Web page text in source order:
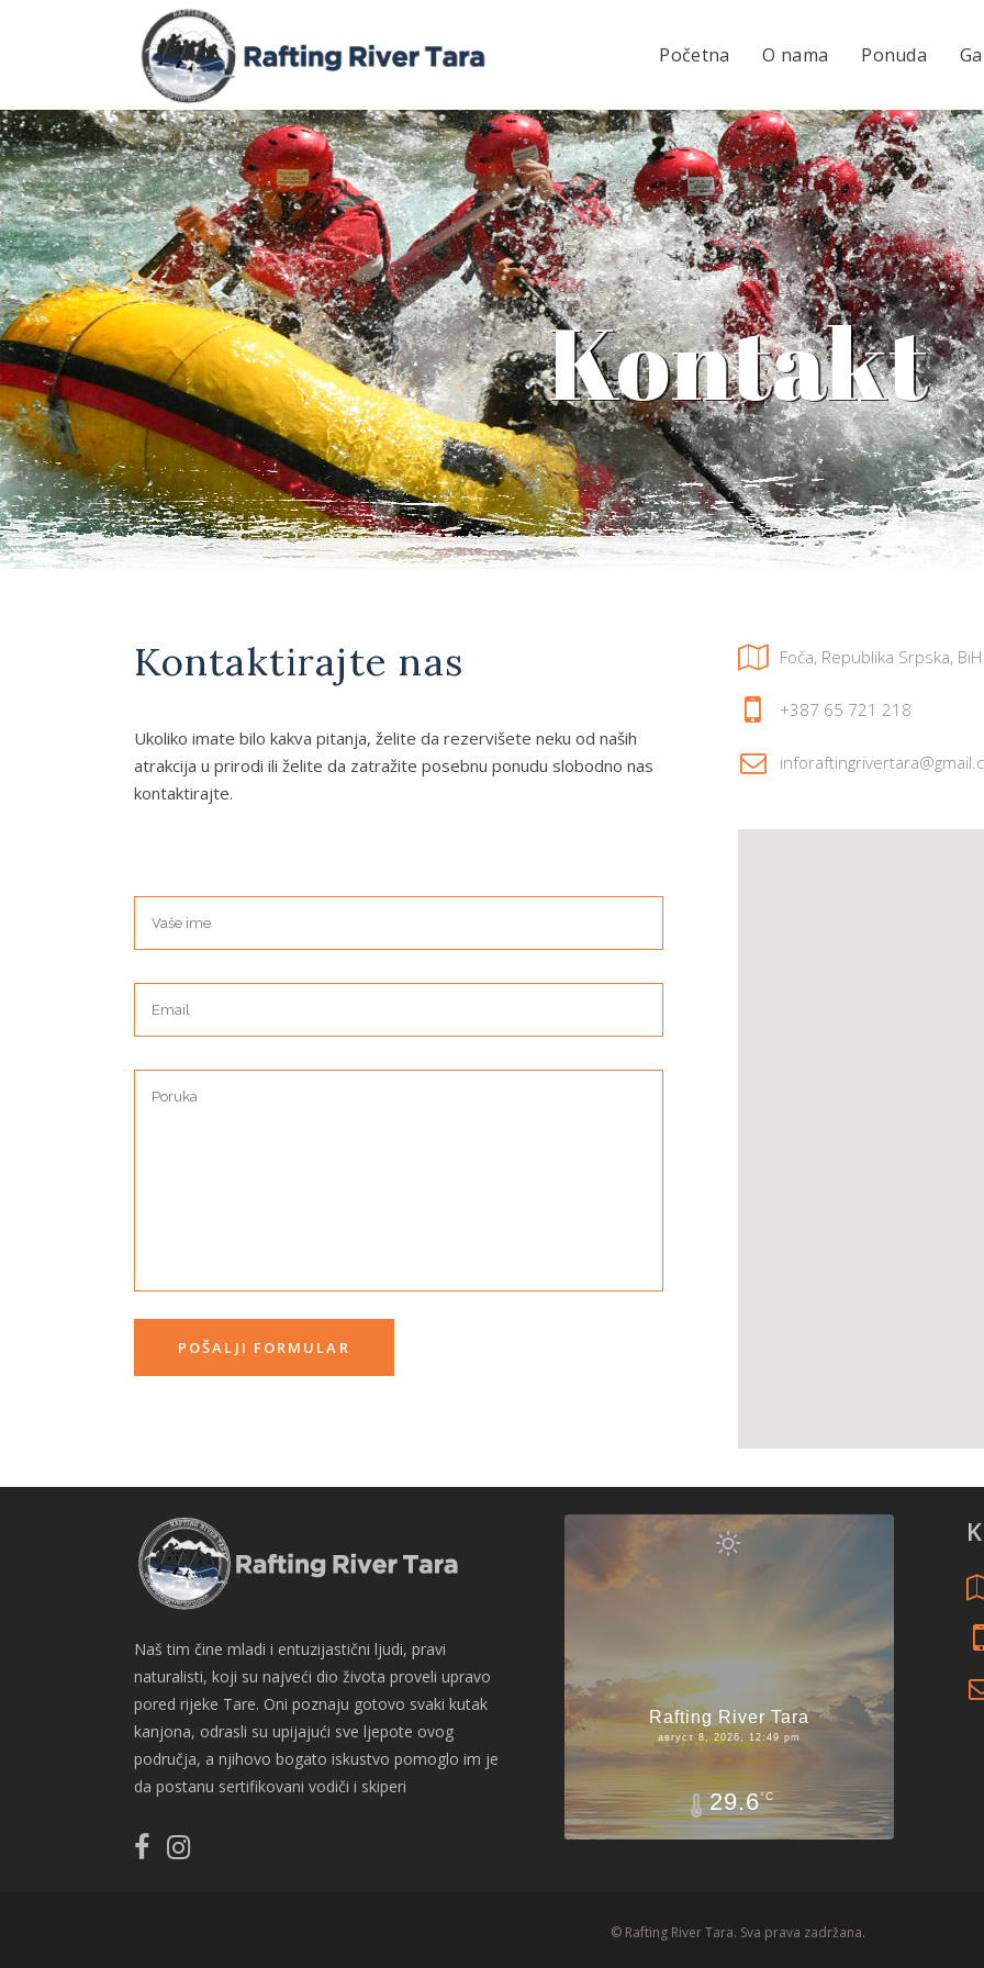
Početna O nama Ponuda
Kontakt
Kontaktirajte nas
Ukoliko imate bilo kakva pitanja, želite da rezervišete neku od naših
atrakcija u prirodi ili želite da zatražite posebnu ponudu slobodno nas
kontaktirajte.
Foča, Republika Srpska, BiH
+387 65 721 218
Naš tim čine mladi i entuzijastični ljudi, pravi
naturalisti, koji su najveći dio života proveli upravo
pored rijeke Tare. Oni poznaju gotovo svaki kutak
kanjona, odrasli su upijajući sve ljepote ovog
područja, a njihovo bogato iskustvo pomoglo im je
da postanu sertifikovani vodiči i skiperi
Rafting River Tara
август 8, 2026, 12:49 pm
29.6°C
© Rafting River Tara. Sva prava zadržana.